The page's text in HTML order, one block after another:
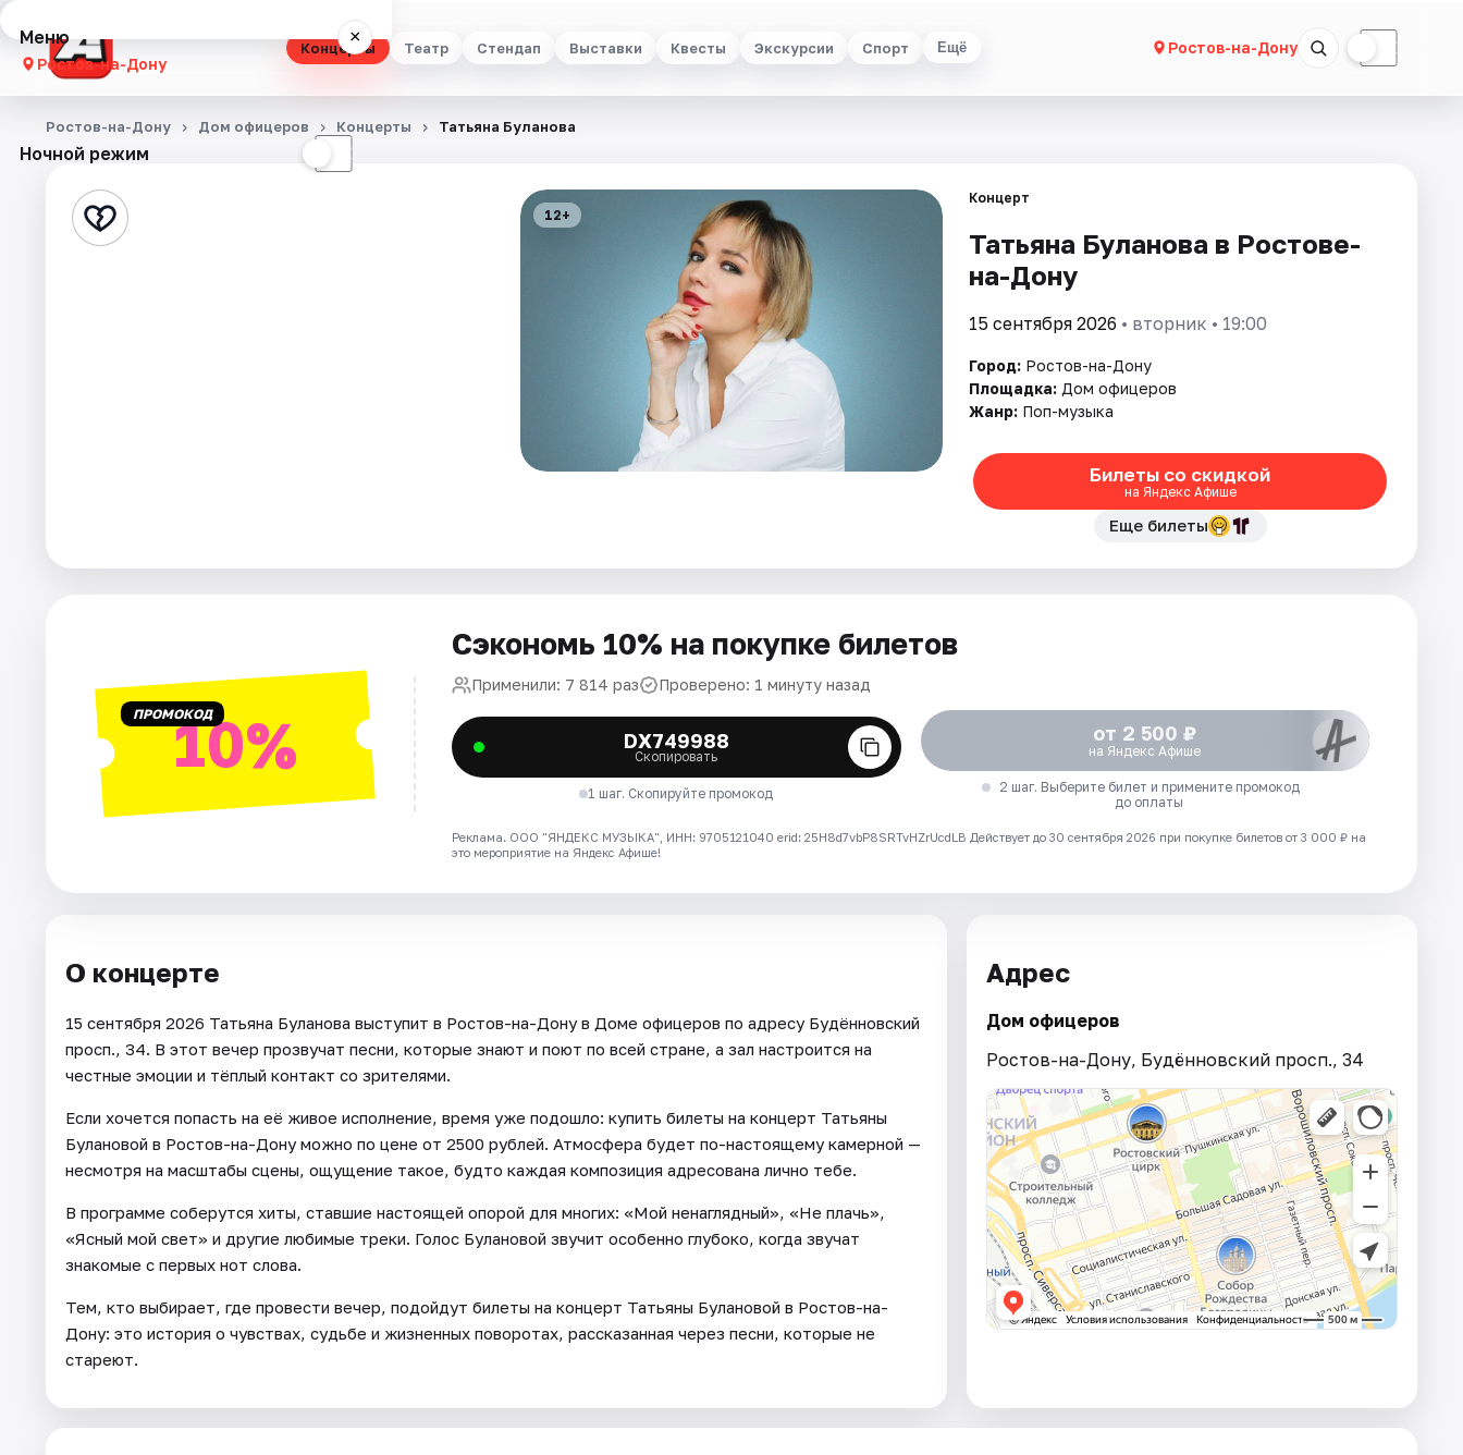
Концерты Театр Стендап Выставки Квесты Экскурсии Спорт Ещё Ростов-на-Дону ☾
Меню ×
Ростов-на-Дону
Концерты
Стендап
Рейтинги
Ночной режим ☾
Ростов-на-Дону Дом офицеров Концерты Татьяна Буланова
12+
Концерт
Татьяна Буланова в Ростове-
на-Дону
15 сентября 2026 • вторник • 19:00
Город: Ростов-на-Дону
Площадка: Дом офицеров
Жанр: Поп-музыка
Билеты со скидкой
на Яндекс Афише
Еще билеты
ПРОМОКОД10%
Сэкономь 10% на покупке билетов
Применили: 7 814 раз Проверено: 1 минуту назад
DX749988
Скопировать
1 шаг. Скопируйте промокод
от 2 500 ₽
на Яндекс Афише
2 шаг. Выберите билет и примените промокод
до оплаты
Реклама. ООО "ЯНДЕКС МУЗЫКА", ИНН: 9705121040 erid: 25H8d7vbP8SRTvHZrUcdLB Действует до 30 сентября 2026 при покупке билетов от 3 000 ₽ на
это мероприятие на Яндекс Афише!
О концерте
15 сентября 2026 Татьяна Буланова выступит в Ростов-на-Дону в Доме офицеров по адресу Будённовский
просп., 34. В этот вечер прозвучат песни, которые знают и поют по всей стране, а зал настроится на
честные эмоции и тёплый контакт со зрителями.
Если хочется попасть на её живое исполнение, время уже подошло: купить билеты на концерт Татьяны
Булановой в Ростов-на-Дону можно по цене от 2500 рублей. Атмосфера будет по-настоящему камерной —
несмотря на масштабы сцены, ощущение такое, будто каждая композиция адресована лично тебе.
В программе соберутся хиты, ставшие настоящей опорой для многих: «Мой ненаглядный», «Не плачь»,
«Ясный мой свет» и другие любимые треки. Голос Булановой звучит особенно глубоко, когда звучат
знакомые с первых нот слова.
Тем, кто выбирает, где провести вечер, подойдут билеты на концерт Татьяны Булановой в Ростов-на-
Дону: это история о чувствах, судьбе и жизненных поворотах, рассказанная через песни, которые не
стареют.
Адрес
Дом офицеров
Ростов-на-Дону, Будённовский просп., 34